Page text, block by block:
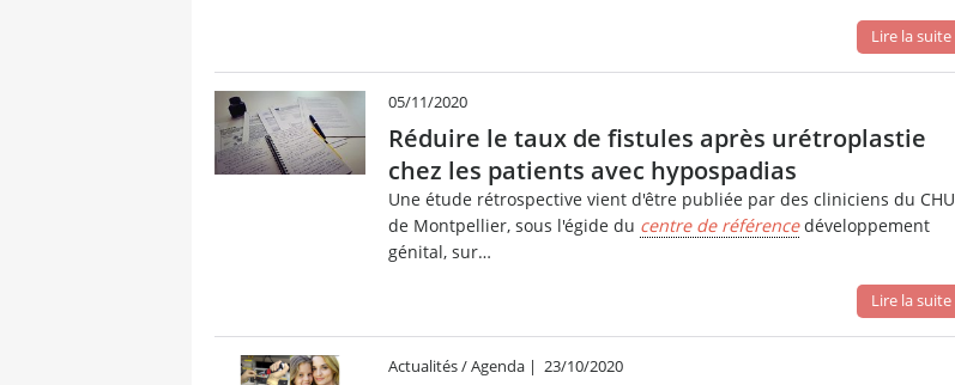
Lire la suite
05/11/2020
Réduire le taux de fistules après urétroplastie
chez les patients avec hypospadias
Une étude rétrospective vient d'être publiée par des cliniciens du CHU
de Montpellier, sous l'égide du centre de référencedéveloppement
génital, sur…
Lire la suite
Actualités / Agenda| 23/10/2020